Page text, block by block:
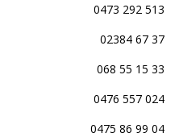
0473 292 513
02384 67 37
068 55 15 33
0476 557 024
0475 86 99 04